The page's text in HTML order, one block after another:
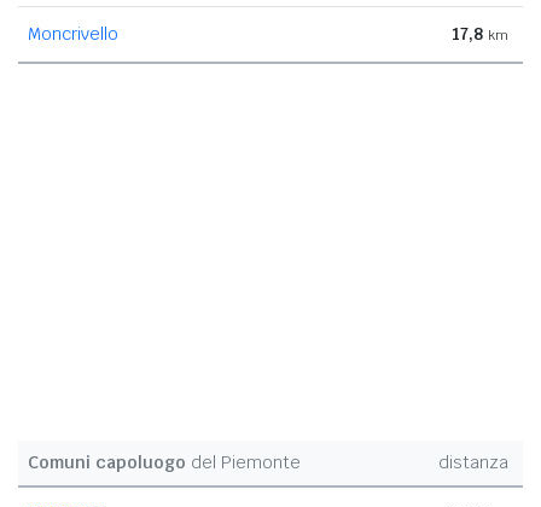
Moncrivello 17,8 km
Comuni capoluogo del Piemonte distanza